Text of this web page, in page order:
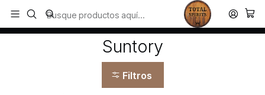
Todos los productos estan en stock. Despachamos a todo Chile.
Inicio Suntory
Suntory
Filtros